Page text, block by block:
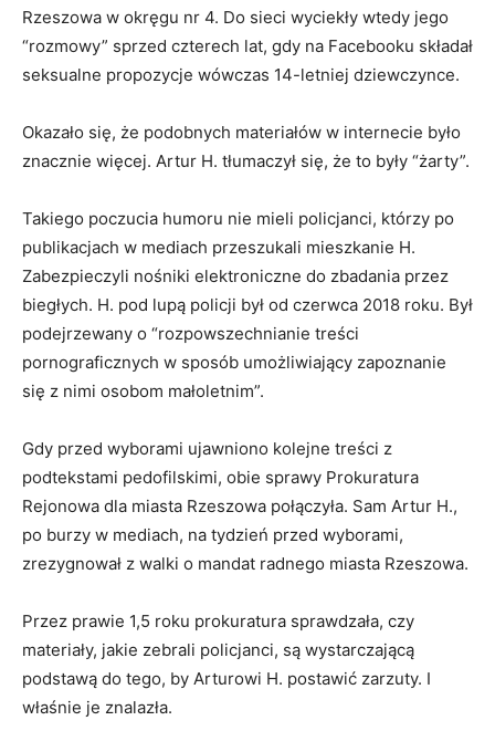
Rzeszowa w okręgu nr 4. Do sieci wyciekły wtedy jego
“rozmowy” sprzed czterech lat, gdy na Facebooku składał
seksualne propozycje wówczas 14-letniej dziewczynce.
Okazało się, że podobnych materiałów w internecie było
znacznie więcej. Artur H. tłumaczył się, że to były “żarty”.
Takiego poczucia humoru nie mieli policjanci, którzy po
publikacjach w mediach przeszukali mieszkanie H.
Zabezpieczyli nośniki elektroniczne do zbadania przez
biegłych. H. pod lupą policji był od czerwca 2018 roku. Był
podejrzewany o “rozpowszechnianie treści
pornograficznych w sposób umożliwiający zapoznanie
się z nimi osobom małoletnim”.
Gdy przed wyborami ujawniono kolejne treści z
podtekstami pedofilskimi, obie sprawy Prokuratura
Rejonowa dla miasta Rzeszowa połączyła. Sam Artur H.,
po burzy w mediach, na tydzień przed wyborami,
zrezygnował z walki o mandat radnego miasta Rzeszowa.
Przez prawie 1,5 roku prokuratura sprawdzała, czy
materiały, jakie zebrali policjanci, są wystarczającą
podstawą do tego, by Arturowi H. postawić zarzuty. I
właśnie je znalazła.